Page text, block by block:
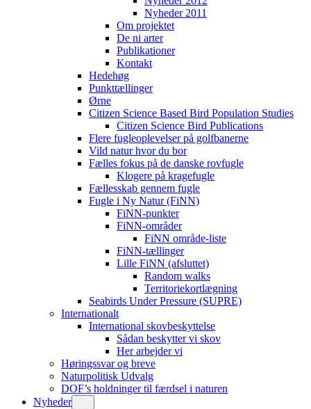
Nyheder 2011
Om projektet
De ni arter
Publikationer
Kontakt
Hedehøg
Punkttællinger
Ørne
Citizen Science Based Bird Population Studies
Citizen Science Bird Publications
Flere fugleoplevelser på golfbanerne
Vild natur hvor du bor
Fælles fokus på de danske rovfugle
Klogere på kragefugle
Fællesskab gennem fugle
Fugle i Ny Natur (FiNN)
FiNN-punkter
FiNN-områder
FiNN område-liste
FiNN-tællinger
Lille FiNN (afsluttet)
Random walks
Territoriekortlægning
Seabirds Under Pressure (SUPRE)
Internationalt
International skovbeskyttelse
Sådan beskytter vi skov
Her arbejder vi
Høringssvar og breve
Naturpolitisk Udvalg
DOF’s holdninger til færdsel i naturen
Nyheder